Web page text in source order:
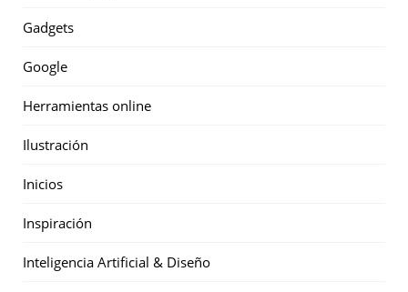
Gadgets
Google
Herramientas online
Ilustración
Inicios
Inspiración
Inteligencia Artificial & Diseño